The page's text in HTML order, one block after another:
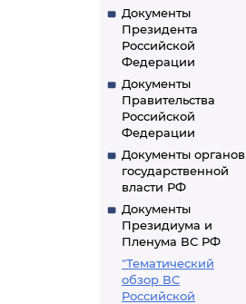
Документы
Президента
Российской
Федерации
Документы
Правительства
Российской
Федерации
Документы органов
государственной
власти РФ
Документы
Президиума и
Пленума ВС РФ
"Тематический
обзор ВС
Российской